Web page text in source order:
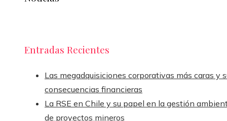
Entradas Recientes
Las megadquisiciones corporativas más caras y
consecuencias financieras
La RSE en Chile y su papel en la gestión
de proyectos mineros